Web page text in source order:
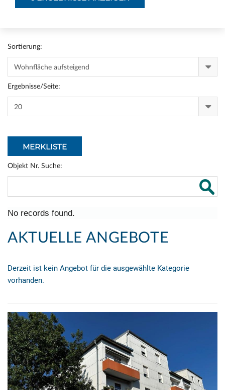
Sortierung:
Ergebnisse/Seite:
MERKLISTE
Objekt Nr. Suche:
No records found.
AKTUELLE ANGEBOTE
Derzeit ist kein Angebot für die ausgewählte Kategorie
vorhanden.